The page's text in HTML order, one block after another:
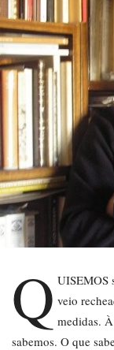
Q UISEMOS
veio
medidas.
sabemos. O que